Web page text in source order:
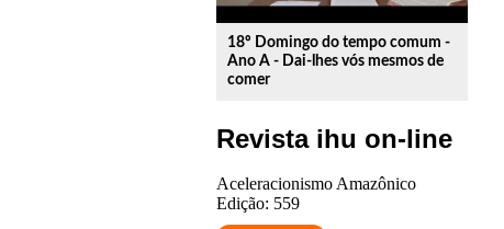
18º Domingo do tempo comum -
Ano A - Dai-lhes vós mesmos de
comer
Revista ihu on-line
Aceleracionismo Amazônico
Edição: 559